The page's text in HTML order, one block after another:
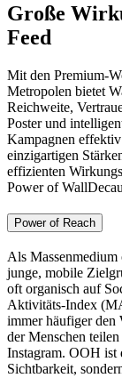
Große
Feed
Mit den Premium-
Metropolen bietet
Reichweite,
Poster und
Kampagnen
einzigartigen
effizienten
Power of
Power of Reach
Als
junge, mobile
oft organisch auf
Aktivitäts-Index
immer häufiger den
der Menschen
Instagram. OOH ist
Sichtbarkeit,